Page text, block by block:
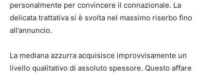
personalmente per convincere il connazionale. La
delicata trattativa si è svolta nel massimo riserbo fino
all’annuncio.
La mediana azzurra acquisisce improvvisamente un
livello qualitativo di assoluto spessore. Questo affare